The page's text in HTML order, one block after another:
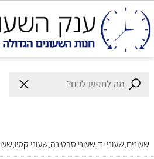
יד,שעוני סרטינה,שעוני קסיו,שעוני סייקו,